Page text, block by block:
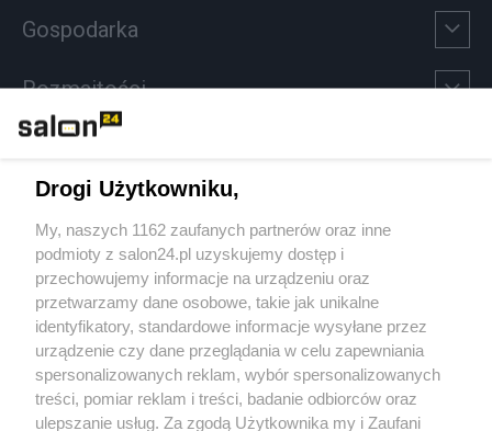
Gospodarka
Rozmaitości
Sport
Społeczeństwo
Kultura
Drogi Użytkowniku,
My, naszych 1162 zaufanych partnerów oraz inne
podmioty z salon24.pl uzyskujemy dostęp i
przechowujemy informacje na urządzeniu oraz
przetwarzamy dane osobowe, takie jak unikalne
identyfikatory, standardowe informacje wysyłane przez
urządzenie czy dane przeglądania w celu zapewniania
spersonalizowanych reklam, wybór spersonalizowanych
treści, pomiar reklam i treści, badanie odbiorców oraz
ulepszanie usług. Za zgodą Użytkownika my i Zaufani